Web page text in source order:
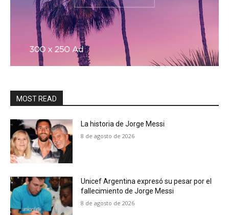
MOST READ
La historia de Jorge Messi
8 de agosto de 2026
Unicef Argentina expresó su pesar por el
fallecimiento de Jorge Messi
8 de agosto de 2026